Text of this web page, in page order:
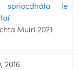
le
Muirí 2021
2016